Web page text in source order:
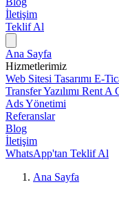
İletişim
Teklif Al
Ana Sayfa
Hizmetlerimiz
Web Sitesi Tasarımı E-
Transfer Yazılımı Rent A
Ads Yönetimi
Referanslar
Blog
İletişim
WhatsApp'tan Teklif Al
Ana Sayfa